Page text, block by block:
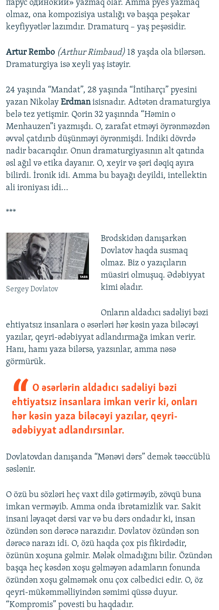
парус одинокий» yazmaq olar. Amma pyes yazmaq
olmaz, ona kompozisiya ustalığı və başqa peşəkar
keyfiyyətlər lazımdır. Dramaturq – yaş peşəsidir.
Artur Rembo (Arthur Rimbaud) 18 yaşda ola bilərsən.
Dramaturgiya isə xeyli yaş istəyir.
24 yaşında “Mandat”, 28 yaşında “İntiharçı” pyesini
yazan Nikolay Erdmanisisnadır. Adtətən dramaturgiya
belə tez yetişmir. Qorin 32 yaşınnda “Həmin o
Menhauzen”i yazmışdı. O, zarafat etməyi öyrənməzdən
əvvəl çatdırıb düşünməyi öyrənmişdi. İndiki dövrdə
nadir bacarıqdır. Onun dramaturgiyasının alt qatında
əsl ağıl və etika dayanır. O, xeyir və şəri dəqiq ayıra
bilirdi. İronik idi. Amma bu bayağı deyildi, intellektin
ali ironiyası idi...
***
Sergey Dovlatov
Brodskidən danışarkən
Dovlatov haqda susmaq
olmaz. Biz o yazıçıların
müasiri olmuşuq. Ədəbiyyat
kimi əladır.
Onların aldadıcı sadəliyi bəzi
ehtiyatsız insanlara o əsərləri hər kəsin yaza biləcəyi
yazılar, qeyri-ədəbiyyat adlandırmağa imkan verir.
Hanı, hamı yaza bilərsə, yazsınlar, amma nəsə
görmürük.
O əsərlərin aldadıcı sadəliyi bəzi
ehtiyatsız insanlara imkan verir ki, onları
hər kəsin yaza biləcəyi yazılar, qeyri-
ədəbiyyat adlandırsınlar.
Dovlatovdan danışanda “Mənəvi dərs” demək təəccüblü
səslənir.
O özü bu sözləri heç vaxt dilə gətirməyib, zövqü buna
imkan verməyib. Amma onda ibrətamizlik var. Sakit
insani ləyaqət dərsi var və bu dərs ondadır ki, insan
özündən son dərəcə narazıdır. Dovlatov özündən son
dərəcə narazı idi. O, özü haqda çox pis fikirdədir,
özünün xoşuna gəlmir. Mələk olmadığını bilir. Özündən
başqa heç kəsdən xoşu gəlməyən adamların fonunda
özündən xoşu gəlməmək onu çox cəlbedici edir. O, öz
qeyri-mükəmməlliyindən səmimi qüssə duyur.
“Kompromis” povesti bu haqdadır.